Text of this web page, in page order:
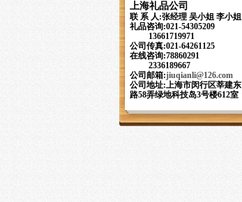
上海礼品公司
联 系 人:张经理 吴小姐 李小姐
礼品咨询:021-54305209
13661719971
公司传真:021-64261125
在线咨询:78860291
2336189667
公司邮箱:jiuqianli@126.com
公司地址:上海市闵行区莘建东
路58弄绿地科技岛3号楼612室